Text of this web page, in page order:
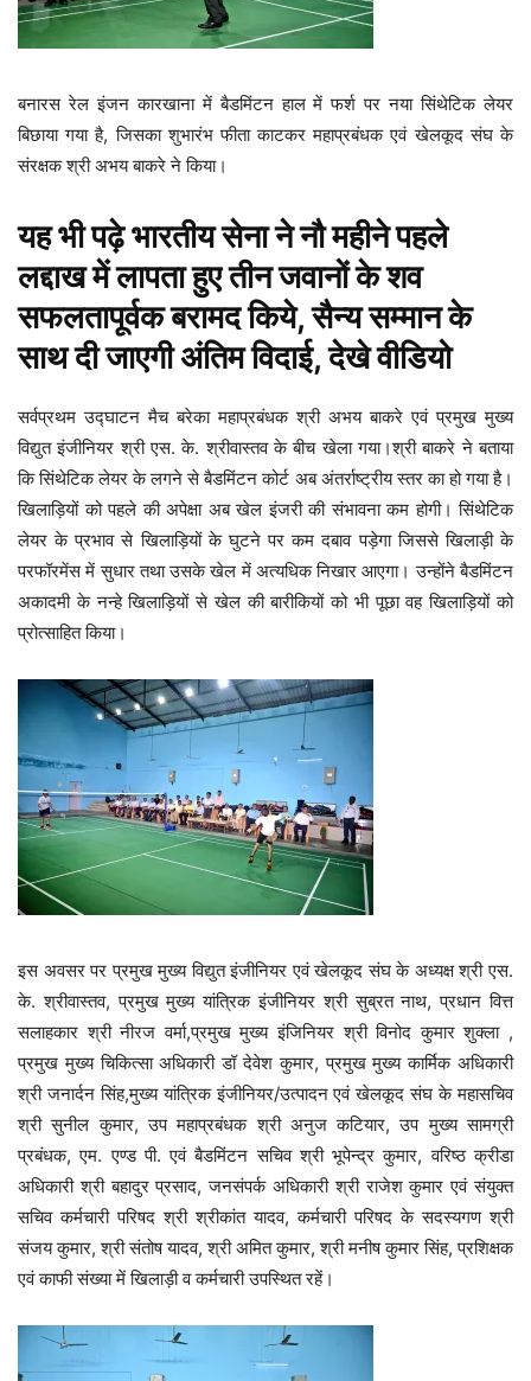
बनारस रेल इंजन कारखाना में बैडमिंटन हाल में फर्श पर नया सिंथेटिक लेयर
बिछाया गया है, जिसका शुभारंभ फीता काटकर महाप्रबंधक एवं खेलकूद संघ के
संरक्षक श्री अभय बाकरे ने किया।
यह भी पढ़ेभारतीय सेना ने नौ महीने पहले
लद्दाख में लापता हुए तीन जवानों के शव
सफलतापूर्वक बरामद किये, सैन्य सम्मान के
साथ दी जाएगी अंतिम विदाई, देखे वीडियो
सर्वप्रथम उद्घाटन मैच बरेका महाप्रबंधक श्री अभय बाकरे एवं प्रमुख मुख्य
विद्युत इंजीनियर श्री एस. के. श्रीवास्तव के बीच खेला गया।श्री बाकरे ने बताया
कि सिंथेटिक लेयर के लगने से बैडमिंटन कोर्ट अब अंतर्राष्ट्रीय स्तर का हो गया है।
खिलाड़ियों को पहले की अपेक्षा अब खेल इंजरी की संभावना कम होगी। सिंथेटिक
लेयर के प्रभाव से खिलाड़ियों के घुटने पर कम दबाव पड़ेगा जिससे खिलाड़ी के
परफॉरमेंस में सुधार तथा उसके खेल में अत्यधिक निखार आएगा। उन्होंने बैडमिंटन
अकादमी के नन्हे खिलाड़ियों से खेल की बारीकियों को भी पूछा वह खिलाड़ियों को
प्रोत्साहित किया।
इस अवसर पर प्रमुख मुख्य विद्युत इंजीनियर एवं खेलकूद संघ के अध्यक्ष श्री एस.
के. श्रीवास्तव, प्रमुख मुख्य यांत्रिक इंजीनियर श्री सुब्रत नाथ, प्रधान वित्त
सलाहकार श्री नीरज वर्मा,प्रमुख मुख्य इंजिनियर श्री विनोद कुमार शुक्ला ,
प्रमुख मुख्य चिकित्सा अधिकारी डॉ देवेश कुमार, प्रमुख मुख्य कार्मिक अधिकारी
श्री जनार्दन सिंह,मुख्य यांत्रिक इंजीनियर/उत्पादन एवं खेलकूद संघ के महासचिव
श्री सुनील कुमार, उप महाप्रबंधक श्री अनुज कटियार, उप मुख्य सामग्री
प्रबंधक, एम. एण्ड पी. एवं बैडमिंटन सचिव श्री भूपेन्द्र कुमार, वरिष्ठ क्रीडा
अधिकारी श्री बहादुर प्रसाद, जनसंपर्क अधिकारी श्री राजेश कुमार एवं संयुक्त
सचिव कर्मचारी परिषद श्री श्रीकांत यादव, कर्मचारी परिषद के सदस्यगण श्री
संजय कुमार, श्री संतोष यादव, श्री अमित कुमार, श्री मनीष कुमार सिंह, प्रशिक्षक
एवं काफी संख्या में खिलाड़ी व कर्मचारी उपस्थित रहें।